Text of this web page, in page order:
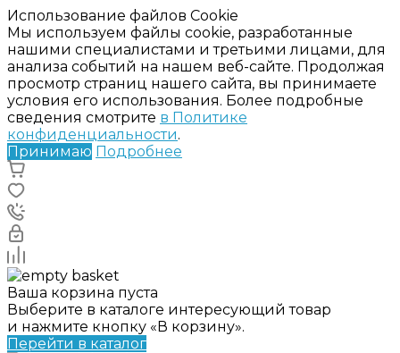
Использование файлов Cookie
Мы используем файлы cookie, разработанные
нашими специалистами и третьими лицами, для
анализа событий на нашем веб-сайте. Продолжая
просмотр страниц нашего сайта, вы принимаете
условия его использования. Более подробные
сведения смотрите в Политике
конфиденциальности.
Принимаю Подробнее
Ваша корзина пуста
Выберите в каталоге интересующий товар
и нажмите кнопку «В корзину».
Перейти в каталог